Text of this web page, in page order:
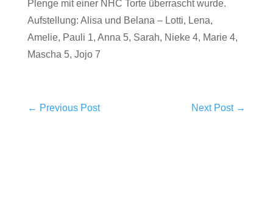
Plenge mit einer NHC Torte überrascht wurde.
Aufstellung: Alisa und Belana – Lotti, Lena,
Amelie, Pauli 1, Anna 5, Sarah, Nieke 4, Marie 4,
Mascha 5, Jojo 7
← Previous Post Next Post→